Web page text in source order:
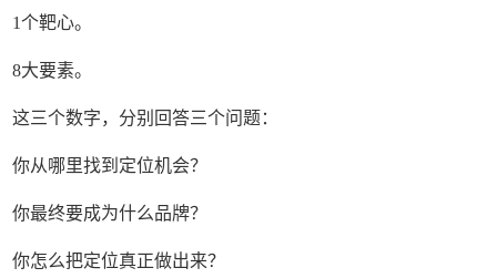
1个靶心。
8大要素。
这三个数字，分别回答三个问题：
你从哪里找到定位机会？
你最终要成为什么品牌？
你怎么把定位真正做出来？